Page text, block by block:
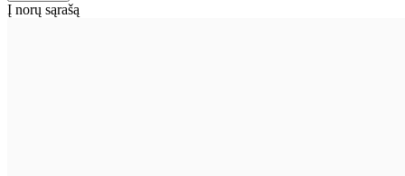
Į norų sąrašą